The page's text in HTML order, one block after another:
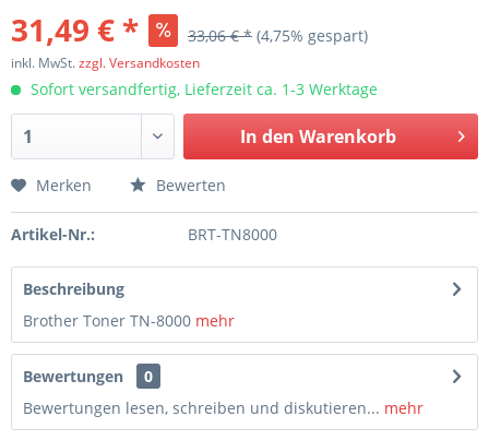
31,49 € * 33,06 € * (4,75% gespart)
inkl. MwSt.zzgl. Versandkosten
Sofort versandfertig, Lieferzeit ca. 1-3 Werktage
In den Warenkorb
Merken Bewerten
Artikel-Nr.: BRT-TN8000
Beschreibung
Brother Toner TN-8000 mehr
Bewertungen
0
Bewertungen lesen, schreiben und diskutieren... mehr